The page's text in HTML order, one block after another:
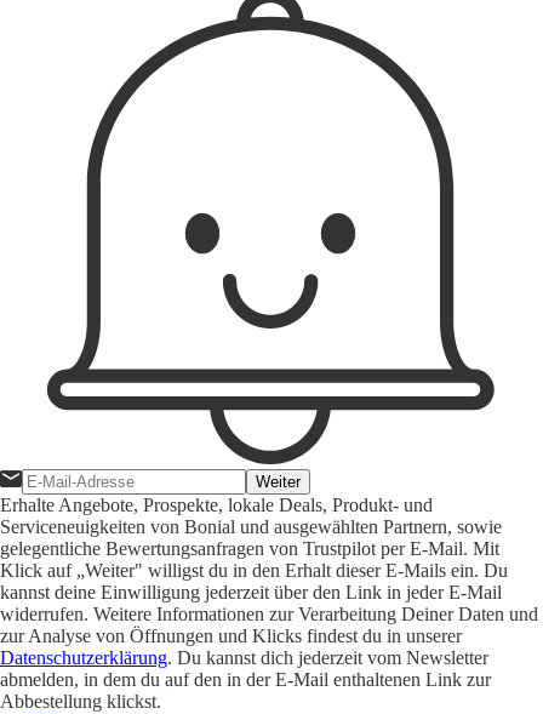
Weiter
Erhalte Angebote, Prospekte, lokale Deals, Produkt- und
Serviceneuigkeiten von Bonial und ausgewählten Partnern, sowie
gelegentliche Bewertungsanfragen von Trustpilot per E-Mail. Mit
Klick auf „Weiter" willigst du in den Erhalt dieser E-Mails ein. Du
kannst deine Einwilligung jederzeit über den Link in jeder E-Mail
widerrufen. Weitere Informationen zur Verarbeitung Deiner Daten und
zur Analyse von Öffnungen und Klicks findest du in unserer
Datenschutzerklärung. Du kannst dich jederzeit vom Newsletter
abmelden, in dem du auf den in der E-Mail enthaltenen Link zur
Abbestellung klickst.